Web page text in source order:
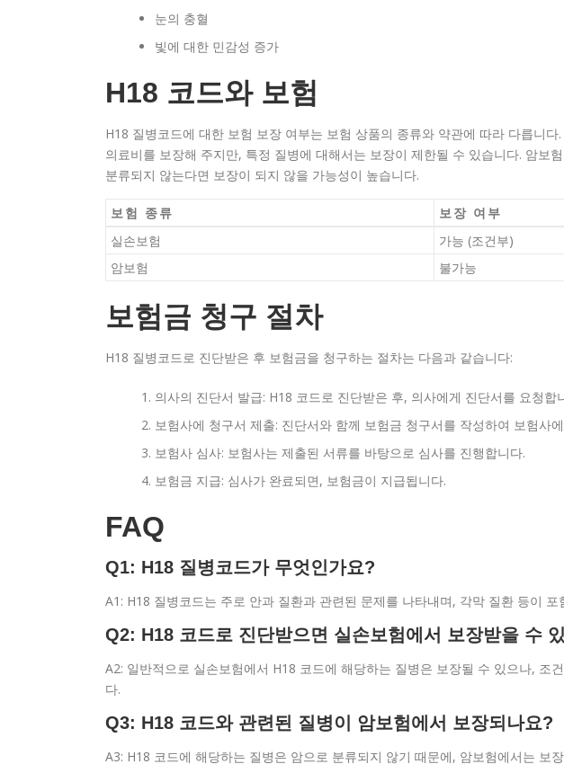
눈의 충혈
빛에 대한 민감성 증가
H18 코드와 보험
H18 질병코드에 대한 보험 보장 여부는 보험 상품의 종류와 약관에 따라 다릅니
의료비를 보장해 주지만, 특정 질병에 대해서는 보장이 제한될 수 있습니다. 암보
분류되지 않는다면 보장이 되지 않을 가능성이 높습니다.
보험 종류
보장 여부
실손보험
가능 (조건부)
암보험
불가능
보험금 청구 절차
H18 질병코드로 진단받은 후 보험금을 청구하는 절차는 다음과 같습니다:
의사의 진단서 발급: H18 코드로 진단받은 후, 의사에게 진단서를 요청합
보험사에 청구서 제출: 진단서와 함께 보험금 청구서를 작성하여 보험사
보험사 심사: 보험사는 제출된 서류를 바탕으로 심사를 진행합니다.
보험금 지급: 심사가 완료되면, 보험금이 지급됩니다.
FAQ
Q1: H18 질병코드가 무엇인가요?
A1: H18 질병코드는 주로 안과 질환과 관련된 문제를 나타내며, 각막 질환 등이 포
Q2: H18 코드로 진단받으면 실손보험에서 보장받을 수
A2: 일반적으로 실손보험에서 H18 코드에 해당하는 질병은 보장될 수 있으나, 조
다.
Q3: H18 코드와 관련된 질병이 암보험에서 보장되나요?
A3: H18 코드에 해당하는 질병은 암으로 분류되지 않기 때문에, 암보험에서는 보